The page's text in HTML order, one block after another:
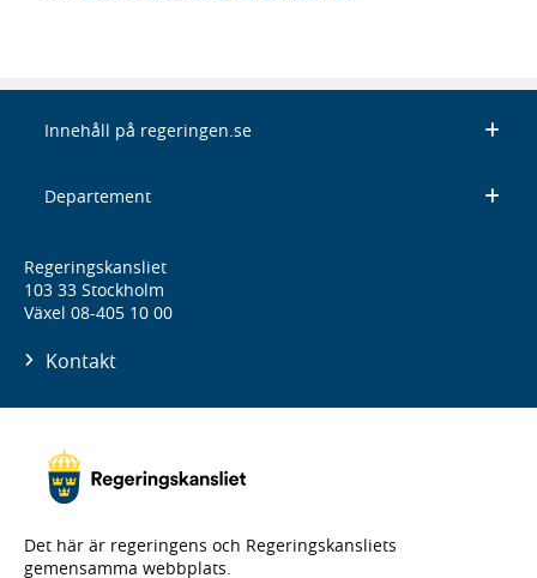
Innehåll på regeringen.se
Departement
Regeringskansliet
103 33 Stockholm
Växel 08-405 10 00
Kontakt
Det här är regeringens och Regeringskansliets
gemensamma webbplats.